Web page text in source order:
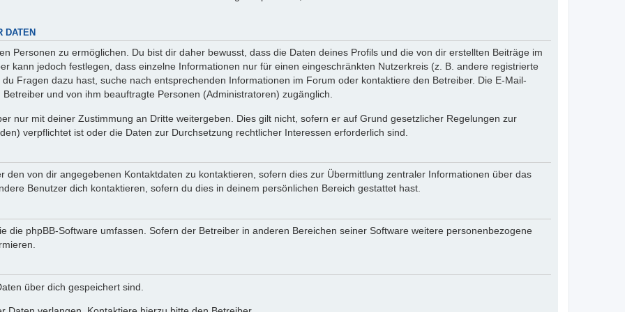
DATEN
Personen zu ermöglichen. Du bist dir daher bewusst, dass die Daten deines Profils und die von dir erstellten Beiträge im
kann jedoch festlegen, dass einzelne Informationen nur für einen eingeschränkten Nutzerkreis (z. B. andere registrierte
Fragen dazu hast, suche nach entsprechenden Informationen im Forum oder kontaktiere den Betreiber. Die E-Mail-
und von ihm beauftragte Personen (Administratoren) zugänglich.
nur mit deiner Zustimmung an Dritte weitergeben. Dies gilt nicht, sofern er auf Grund gesetzlicher Regelungen zur
verpflichtet ist oder die Daten zur Durchsetzung rechtlicher Interessen erforderlich sind.
den von dir angegebenen Kontaktdaten zu kontaktieren, sofern dies zur Übermittlung zentraler Informationen über das
Benutzer dich kontaktieren, sofern du dies in deinem persönlichen Bereich gestattet hast.
die phpBB-Software umfassen. Sofern der Betreiber in anderen Bereichen seiner Software weitere personenbezogene
über dich gespeichert sind.